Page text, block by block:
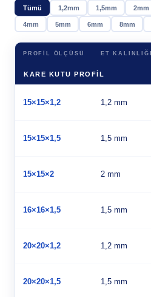
Tümü 1,2mm 1,5mm 2mm
4mm 5mm 6mm 8mm
PROFIL ÖLÇÜSÜ ET KALINLIĞI
KARE KUTU PROFİL
15×15×1,2 1,2 mm
15×15×1,5 1,5 mm
15×15×2 2 mm
16×16×1,5 1,5 mm
20×20×1,2 1,2 mm
20×20×1,5 1,5 mm